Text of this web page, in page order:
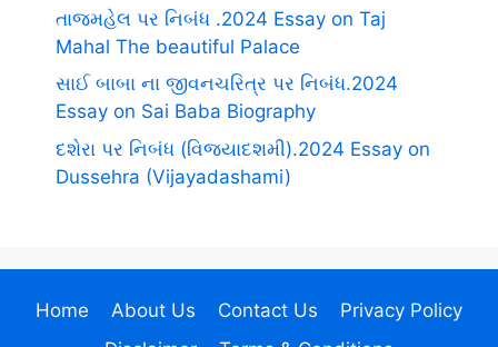
તાજમહેલ પર નિબંધ .2024 Essay on Taj
Mahal The beautiful Palace
સાઈ બાબા ના જીવનચરિત્ર પર નિબંધ.2024
Essay on Sai Baba Biography
દશેરા પર નિબંધ (વિજયાદશમી).2024 Essay on
Dussehra (Vijayadashami)
Home About Us Contact Us
Privacy Policy